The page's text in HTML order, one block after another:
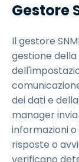
Gestore
Il gestore
gestione
dei dati e
manager
informazioni
risposte o